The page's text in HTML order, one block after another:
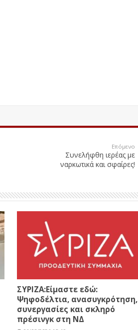
Επόμενο
Συνελήφθη ιερέας με
ναρκωτικά και σφαίρες!
ΣΥΡΙΖΑ:Είμαστε εδώ:
Ψηφοδέλτια, ανασυγκρότηση,
συνεργασίες και σκληρό
πρέσινγκ στη ΝΔ